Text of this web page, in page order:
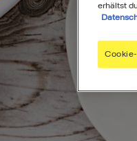
erhältst